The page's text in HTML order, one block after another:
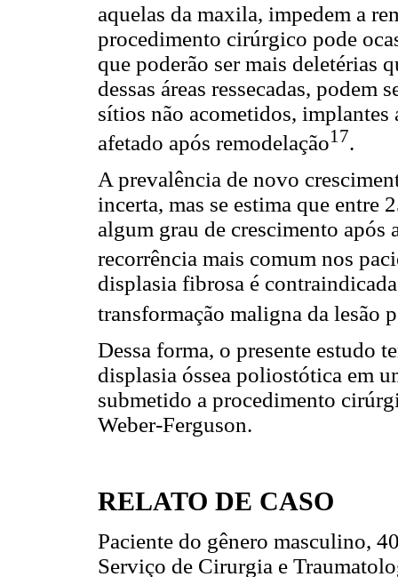
aquelas da maxila, impedem a
procedimento cirúrgico pode
que poderão ser mais deletérias
dessas áreas ressecadas,
sítios não acometidos,
afetado após remodelação17.
A prevalência de novo
incerta, mas se estima que entre
algum grau de crescimento após
recorrência mais comum nos
displasia fibrosa é
transformação maligna da lesão
Dessa forma, o presente estudo
displasia óssea poliostótica em
submetido a procedimento
Weber-Ferguson.
RELATO DE CASO
Paciente do gênero masculino,
Serviço de Cirurgia e